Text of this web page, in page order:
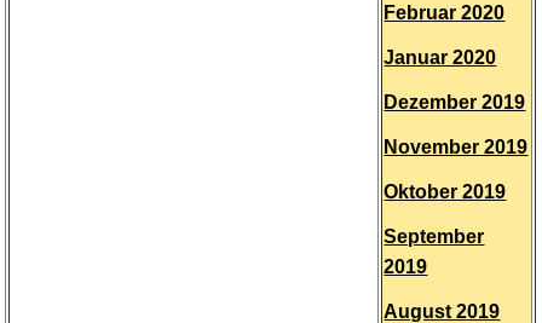
Februar 2020
Januar 2020
Dezember 2019
November 2019
Oktober 2019
September
2019
August 2019